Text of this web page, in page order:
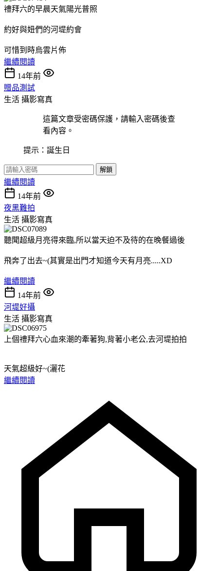
禮拜六的早晨天氣陽光普照
約好與妞們的河堤約會
可惜到時烏雲片佈
繼續閱讀
14年前
贈品測試
生活 攝影寫真
這篇文章受密碼保護，請輸入密碼後查
看內容。
提示：誕生日
解鎖
繼續閱讀
14年前
夜黑難拍
生活 攝影寫真
聽聞超級月亮得來臨,所以當天迫不及待的在晚餐過後
飛奔了出去~(其實是出門才知道今天有月亮.....XD
繼續閱讀
14年前
河堤好攝
生活 攝影寫真
上個禮拜六心血來潮的牽著狗,背著小老公,去河堤拍拍
天氣超級好~(灑花
繼續閱讀